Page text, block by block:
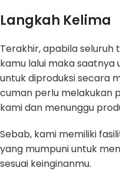
Langkah Kelima
Terakhir, apabila
kamu lalui maka
untuk diproduksi secara
cuman perlu melakukan
kami dan menunggu
Sebab, kami memiliki
yang mumpuni untuk
sesuai keinginanmu.